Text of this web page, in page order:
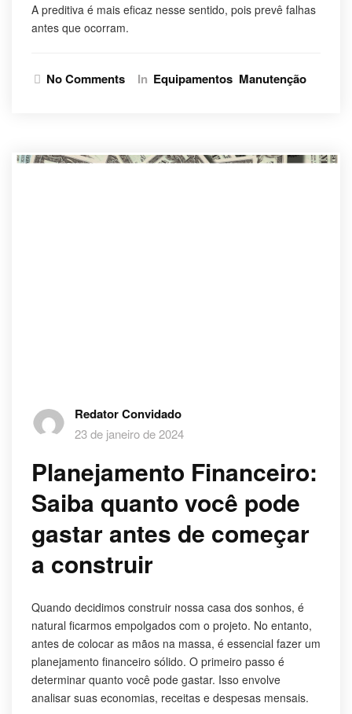
A preditiva é mais eficaz nesse sentido, pois prevê falhas
antes que ocorram.
No Comments In Equipamentos Manutenção
Redator Convidado
23 de janeiro de 2024
Planejamento Financeiro:
Saiba quanto você pode
gastar antes de começar
a construir
Quando decidimos construir nossa casa dos sonhos, é
natural ficarmos empolgados com o projeto. No entanto,
antes de colocar as mãos na massa, é essencial fazer um
planejamento financeiro sólido. O primeiro passo é
determinar quanto você pode gastar. Isso envolve
analisar suas economias, receitas e despesas mensais.